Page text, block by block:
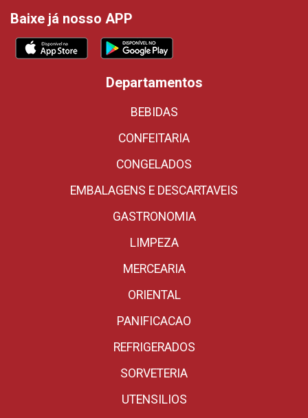
Baixe já nosso APP
Departamentos
BEBIDAS
CONFEITARIA
CONGELADOS
EMBALAGENS E DESCARTAVEIS
GASTRONOMIA
LIMPEZA
MERCEARIA
ORIENTAL
PANIFICACAO
REFRIGERADOS
SORVETERIA
UTENSILIOS